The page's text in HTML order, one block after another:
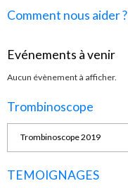
Comment nous aider ?
Evénements à venir
Aucun évènement à afficher.
Trombinoscope
Trombinoscope 2019
TEMOIGNAGES